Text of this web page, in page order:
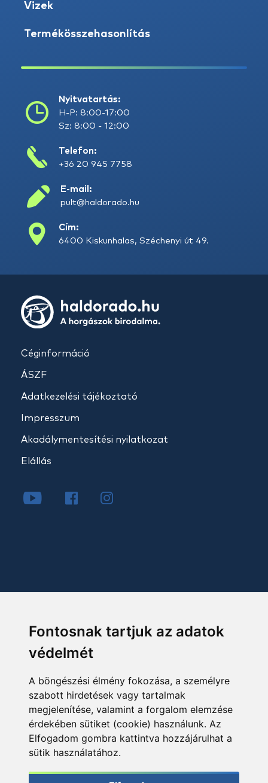
Fontosnak tartjuk az adatok
védelmét
A böngészési élmény fokozása, a személyre
szabott hirdetések vagy tartalmak
megjelenítése, valamint a forgalom elemzése
érdekében sütiket (cookie) használunk. Az
Elfogadom gombra kattintva hozzájárulhat a
sütik használatához.
Vizek
Termékösszehasonlítás
Nyitvatartás:
H-P: 8:00-17:00
Sz: 8:00 - 12:00
Telefon:
+36 20 945 7758
E-mail:
pult@haldorado.hu
Cím:
6400 Kiskunhalas, Széchenyi út 49.
Céginformáció
ÁSZF
Adatkezelési tájékoztató
Impresszum
Akadálymentesítési nyilatkozat
Elállás